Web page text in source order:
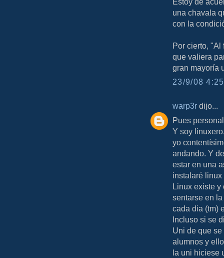
una chavala
con la
Por cierto,
que valiera
gran mayoría
23/9/08
warp3r dijo...
Pues
Y soy
yo
andando. Y
estar en una
instalaré
Linux existe
sentarse en
cada dia (tm)
Incluso si se
Uni de que
alumnos y
la uni hiciese